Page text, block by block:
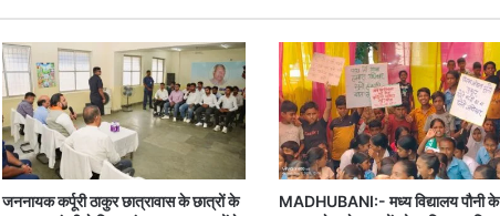
जननायक कर्पूरी ठाकुर छात्रावास के छात्रों के
MADHUBANI:- मध्य विद्यालय पौनी के